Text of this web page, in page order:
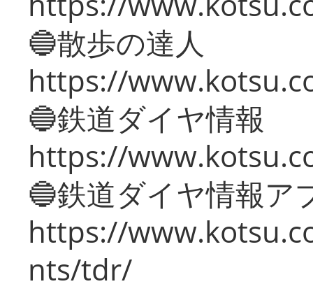
🔵散歩の達人
https://
🔵鉄道ダイヤ情報
https://
🔵鉄道ダイヤ情報ア
https://
nts/tdr/